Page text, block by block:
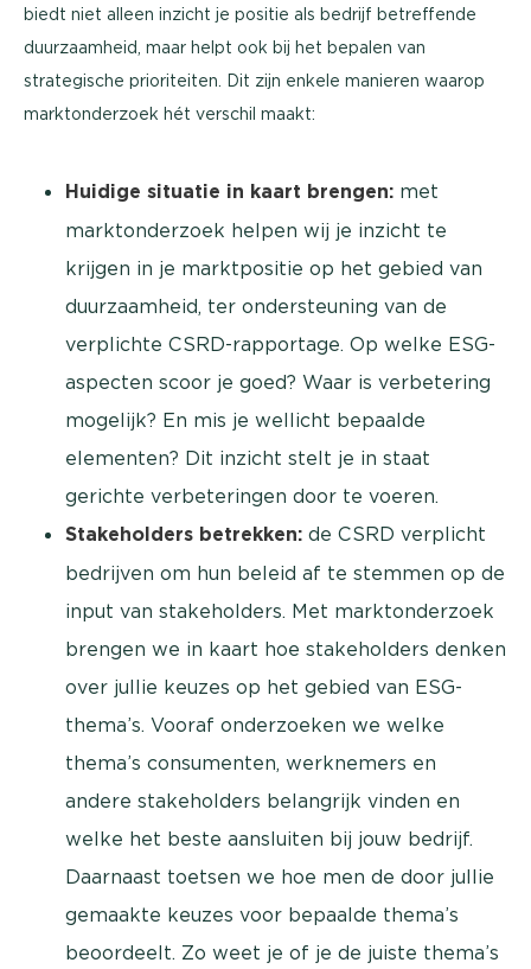
biedt niet alleen inzicht je positie als bedrijf betreffende
duurzaamheid, maar helpt ook bij het bepalen van
strategische prioriteiten. Dit zijn enkele manieren waarop
marktonderzoek hét verschil maakt:
Huidige situatie in kaart brengen: met
marktonderzoek helpen wij je inzicht te
krijgen in je marktpositie op het gebied van
duurzaamheid, ter ondersteuning van de
verplichte CSRD-rapportage. Op welke ESG-
aspecten scoor je goed? Waar is verbetering
mogelijk? En mis je wellicht bepaalde
elementen? Dit inzicht stelt je in staat
gerichte verbeteringen door te voeren.
Stakeholders betrekken: de CSRD verplicht
bedrijven om hun beleid af te stemmen op de
input van stakeholders. Met marktonderzoek
brengen we in kaart hoe stakeholders denken
over jullie keuzes op het gebied van ESG-
thema’s. Vooraf onderzoeken we welke
thema’s consumenten, werknemers en
andere stakeholders belangrijk vinden en
welke het beste aansluiten bij jouw bedrijf.
Daarnaast toetsen we hoe men de door jullie
gemaakte keuzes voor bepaalde thema’s
beoordeelt. Zo weet je of je de juiste thema’s